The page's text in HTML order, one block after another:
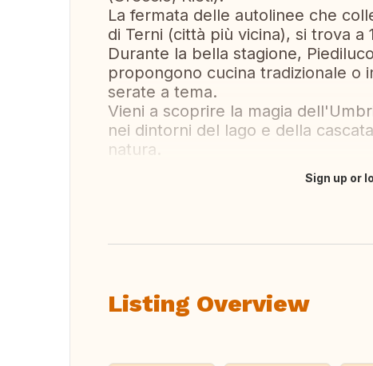
La fermata delle autolinee che
di Terni (città più vicina), si trova a
Durante la bella stagione,
propongono cucina tradizionale o
serate a tema.
Vieni a scoprire la magia
nei dintorni del lago e della
natura.
Sign up or
Listing Overview